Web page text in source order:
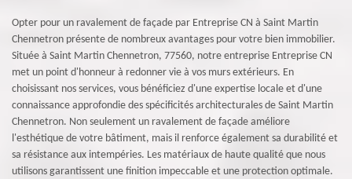
Opter pour un ravalement de façade par Entreprise CN à Saint Martin
Chennetron présente de nombreux avantages pour votre bien immobilier.
Située à Saint Martin Chennetron, 77560, notre entreprise Entreprise CN
met un point d'honneur à redonner vie à vos murs extérieurs. En
choisissant nos services, vous bénéficiez d'une expertise locale et d'une
connaissance approfondie des spécificités architecturales de Saint Martin
Chennetron. Non seulement un ravalement de façade améliore
l'esthétique de votre bâtiment, mais il renforce également sa durabilité et
sa résistance aux intempéries. Les matériaux de haute qualité que nous
utilisons garantissent une finition impeccable et une protection optimale.